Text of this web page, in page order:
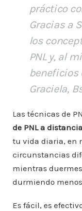
práctico
Gracias a
los
PNL y, al
beneficios
Graciela,
Las técnicas de
de PNL a distancia
tu vida diaria, en
circunstancias
mientras
durmiendo
Es fácil, es